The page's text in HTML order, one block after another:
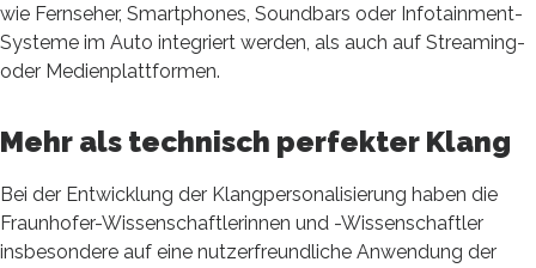
wie Fernseher, Smartphones, Soundbars oder Infotainment-
Systeme im Auto integriert werden, als auch auf Streaming-
oder Medienplattformen.
Mehr als technisch perfekter Klang
Bei der Entwicklung der Klangpersonalisierung haben die
Fraunhofer-Wissenschaftlerinnen und -Wissenschaftler
insbesondere auf eine nutzerfreundliche Anwendung der